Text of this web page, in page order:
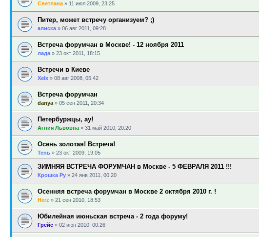
Светлана » 11 июл 2009, 23:25
Питер, может встречу организуем? ;)
алиска » 06 авг 2011, 09:28
Встреча форумчан в Москве! - 12 ноября 2011
лада » 23 окт 2011, 18:15
Встречи в Киеве
Xelx » 08 авг 2008, 05:42
Встреча форумчан
danya » 05 сен 2011, 20:34
Петербуржцы, ау!
Агния Львовна » 31 май 2010, 20:20
Осень золотая! Встреча!
Тень » 23 окт 2009, 19:05
ЗИМНЯЯ ВСТРЕЧА ФОРУМЧАН в Москве - 5 ФЕВРАЛЯ 2011 !!!
Крошка Ру » 24 янв 2011, 00:20
Осенняя встреча форумчан в Москве 2 октября 2010 г. !
Herz » 21 сен 2010, 18:53
Юбилейная июньская встреча - 2 года форуму!
Грейс » 02 июн 2010, 00:26